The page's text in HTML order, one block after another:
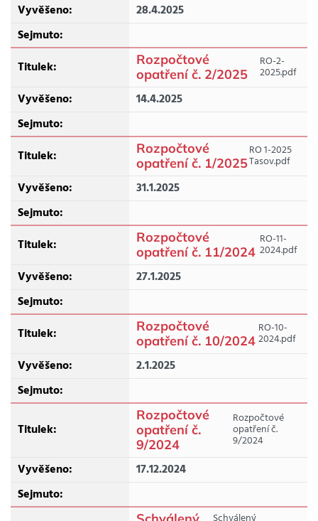
28.4.2025
Rozpočtové
opatření č. 2/2025
RO-2-
2025.pdf
14.4.2025
Rozpočtové
opatření č. 1/2025
RO 1-2025
Tasov.pdf
31.1.2025
Rozpočtové
opatření č. 11/2024
RO-11-
2024.pdf
27.1.2025
Rozpočtové
opatření č. 10/2024
RO-10-
2024.pdf
2.1.2025
Rozpočtové
opatření č.
9/2024
Rozpočtové
opatření č.
9/2024
17.12.2024